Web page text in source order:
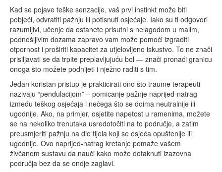
Kad se pojave teške senzacije, vaš prvi instinkt može biti
pobjeći, odvratiti pažnju ili potisnuti osjećaje. Iako su ti odgovori
razumljivi, učenje da ostanete prisutni s nelagodom u malim,
podnošljivim dozama zapravo vam može pomoći izgraditi
otpornost i proširiti kapacitet za utjelovljeno iskustvo. To ne znači
prisiljavati se da trpite preplavljujuću bol — znači pronaći granicu
onoga što možete podnijeti i nježno raditi s tim.
Jedan koristan pristup je prakticirati ono što traume terapeuti
nazivaju “pendulacijom” – pomicanje pažnje naprijed-natrag
između teškog osjećaja i nečega što se doima neutralnije ili
ugodnije. Ako, na primjer, osjetite napetost u ramenima, možete
se na nekoliko trenutaka usredotočiti na to područje, a zatim
preusmjeriti pažnju na dio tijela koji se osjeća opuštenije ili
ugodnije. Ovo naprijed-natrag kretanje pomaže vašem
živčanom sustavu da nauči kako može dotaknuti izazovna
područja bez da se ondje zaglavi.